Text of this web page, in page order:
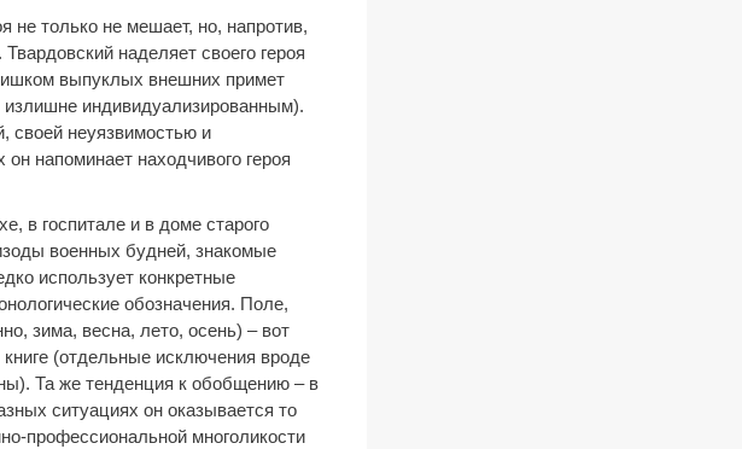
не только не мешает, но, напротив,
наделяет своего героя
выпуклых внешних примет
индивидуализированным).
своей неуязвимостью и
напоминает находчивого героя
в госпитале и в доме старого
военных будней, знакомые
использует конкретные
обозначения. Поле,
зима, весна, лето, осень) – вот
(отдельные исключения вроде
Та же тенденция к обобщению – в
ситуациях он оказывается то
профессиональной многоликости